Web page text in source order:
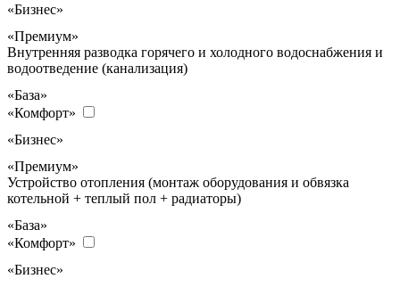
«Бизнес»
«Премиум»
Внутренняя разводка горячего и холодного водоснабжения и
водоотведение (канализация)
«База»
«Комфорт»
«Бизнес»
«Премиум»
Устройство отопления (монтаж оборудования и обвязка
котельной + теплый пол + радиаторы)
«База»
«Комфорт»
«Бизнес»